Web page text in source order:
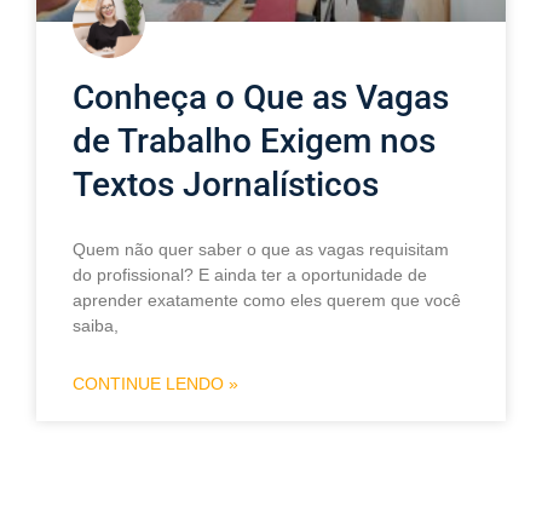
Conheça o Que as Vagas
de Trabalho Exigem nos
Textos Jornalísticos
Quem não quer saber o que as vagas requisitam
do profissional? E ainda ter a oportunidade de
aprender exatamente como eles querem que você
saiba,
CONTINUE LENDO »